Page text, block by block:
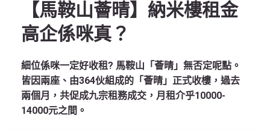
【馬鞍山薈晴】納米樓租金
高企係咪真？
細位係咪一定好收租? 馬鞍山「薈晴」無否定呢點。
皆因兩座、由364伙組成的「薈晴」正式收樓，過去
兩個月，共促成九宗租務成交，月租介乎10000-
14000元之間。